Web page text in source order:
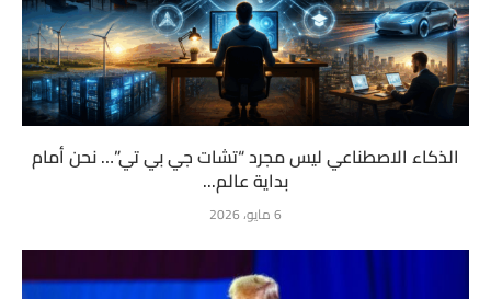
الذكاء الاصطناعي ليس مجرد “تشات جي بي تي”… نحن أمام
بداية عالم...
6 مايو، 2026